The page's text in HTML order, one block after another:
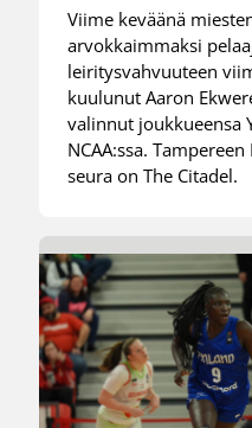
Viime keväänä
arvokkaimmaksi
leiritysvahvuuteen
kuulunut Aaron
valinnut joukkueensa
NCAA:ssa.
seura on The Citadel.